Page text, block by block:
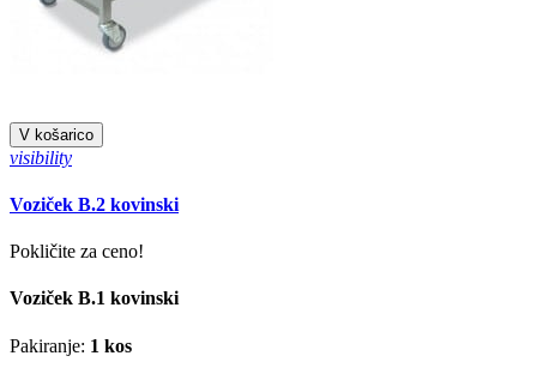
V košarico
visibility
Voziček B.2 kovinski
Pokličite za ceno!
Voziček B.1 kovinski
Pakiranje: 1 kos